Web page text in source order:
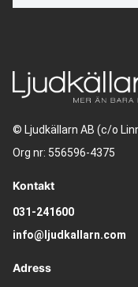
© Ljudkällarn AB (c/o
Org nr: 556596-4375
Kontakt
031-241600
info@ljudkallarn.com
Adress